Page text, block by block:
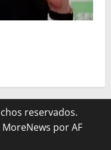
reservados.
MoreNews por AF